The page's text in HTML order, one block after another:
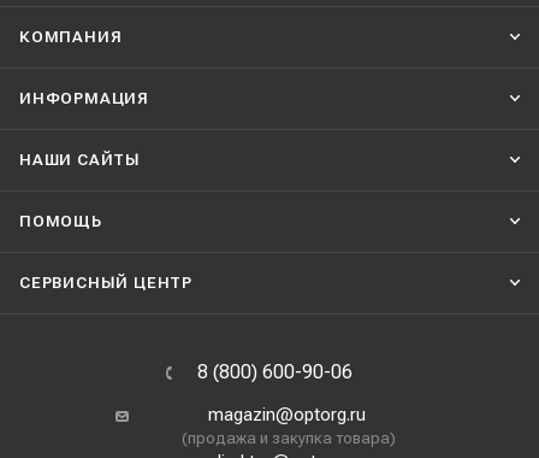
КОМПАНИЯ
ИНФОРМАЦИЯ
НАШИ CАЙТЫ
ПОМОЩЬ
СЕРВИСНЫЙ ЦЕНТР
8 (800) 600-90-06
magazin@optorg.ru
(продажа и закупка товара)